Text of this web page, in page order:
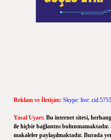
Reklam ve İletişim: Skype:
Yasal Uyarı: Bu internet sitesi,
ile hiçbir bağlantısı bulunmamaktadır.
makaleler paylaşılmaktadır. Burada